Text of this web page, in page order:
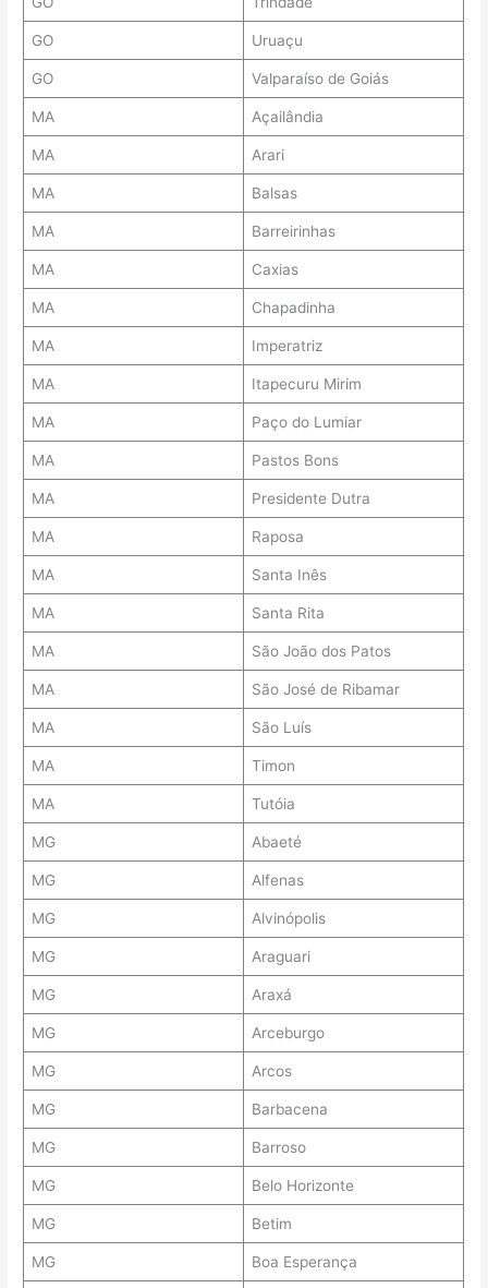
GO Uruaçu
GO Valparaíso de Goiás
MA Açailândia
MA Arari
MA Balsas
MA Barreirinhas
MA Caxias
MA Chapadinha
MA Imperatriz
MA Itapecuru Mirim
MA Paço do Lumiar
MA Pastos Bons
MA Presidente Dutra
MA Raposa
MA Santa Inês
MA Santa Rita
MA São João dos Patos
MA São José de Ribamar
MA São Luís
MA Timon
MA Tutóia
MG Abaeté
MG Alfenas
MG Alvinópolis
MG Araguari
MG Araxá
MG Arceburgo
MG Arcos
MG Barbacena
MG Barroso
MG Belo Horizonte
MG Betim
MG Boa Esperança